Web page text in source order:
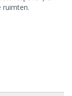
ruimten.